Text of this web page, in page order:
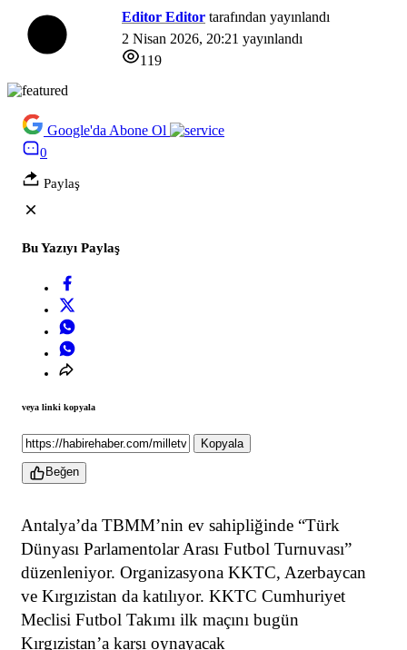
Editor Editor tarafından yayınlandı
2 Nisan 2026, 20:21 yayınlandı
119
Google'da Abone Ol
0
Paylaş
Bu Yazıyı Paylaş
veya linki kopyala
Kopyala
Beğen
Antalya’da TBMM’nin ev sahipliğinde “Türk
Dünyası Parlamentolar Arası Futbol Turnuvası”
düzenleniyor. Organizasyona KKTC, Azerbaycan
ve Kırgızistan da katılıyor. KKTC Cumhuriyet
Meclisi Futbol Takımı ilk maçını bugün
Kırgızistan’a karşı oynayacak